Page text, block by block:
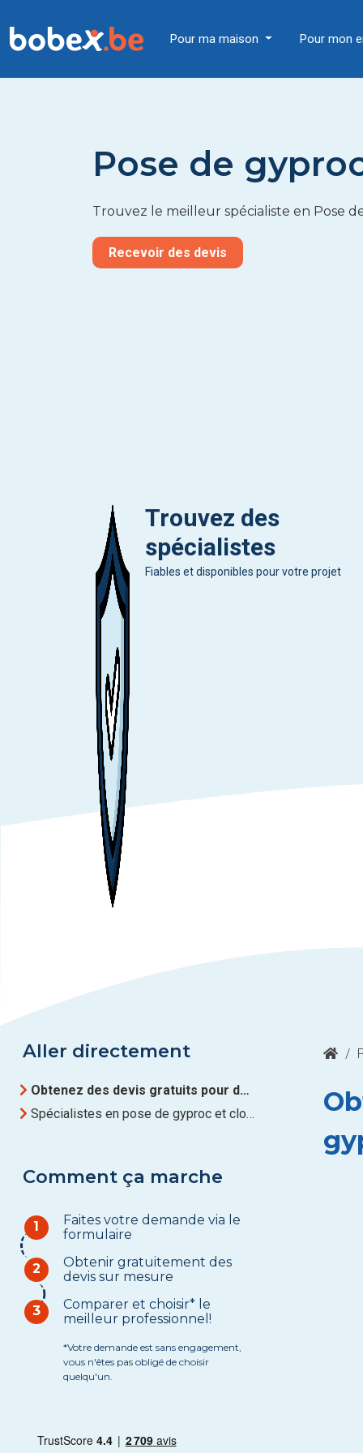
Pour ma maison Pour mon
Pose de
Trouvez le meilleur spécialiste en Pose
Recevoir des devis
Trouvez des
spécialistes
Fiables et disponibles pour votre projet
Aller directement
Obtenez des devis gratuits pour des Pose de gyproc à Liège
Spécialistes en pose de gyproc et cloisons à Liège
Comment ça marche
1
Faites votre demande via le
formulaire
2
Obtenir gratuitement des
devis sur mesure
3
Comparer et choisir* le
meilleur professionnel!
*Votre demande est sans engagement,
vous n'êtes pas obligé de choisir
quelqu'un.
/